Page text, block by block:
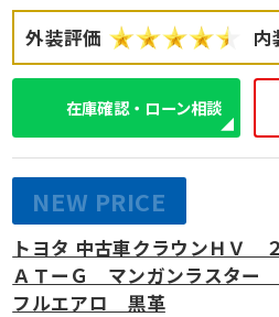
外装評価 内
在庫確認・ローン相談
NEW PRICE
トヨタ 中古車クラウンＨＶ
ＡＴーＧ マンガンラスタ
フルエアロ 黒革